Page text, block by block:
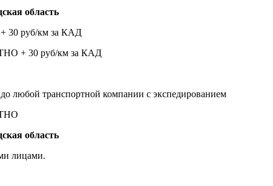
область
+ 30 руб/км за КАД
+ 30 руб/км за КАД
любой транспортной компании с экспедированием
область
лицами.